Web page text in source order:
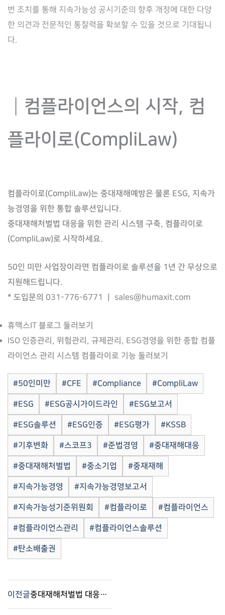
번 조치를 통해 지속가능성 공시기준의 향후 개정에 대한 다양
한 의견과 전문적인 통찰력을 확보할 수 있을 것으로 기대됩니
다.
┃컴플라이언스의 시작, 컴
플라이로(CompliLaw)
컴플라이로(CompliLaw)는 중대재해예방은 물론 ESG, 지속가
능경영을 위한 통합 솔루션입니다.
중대재해처벌법 대응을 위한 관리 시스템 구축, 컴플라이로
(CompliLaw)로 시작하세요.
50인 미만 사업장이라면 컴플라이로 솔루션을 1년 간 무상으로
지원해드립니다.
* 도입문의 031-776-6771 sales@humaxit.com
휴맥스IT 블로그 둘러보기
ISO 인증관리, 위험관리, 규제관리, ESG경영을 위한 종합 컴플
라이언스 관리 시스템 컴플라이로 기능 둘러보기
#50인미만 #CFE #Compliance #CompliLaw
#ESG #ESG공시가이드라인 #ESG보고서
#ESG솔루션 #ESG인증 #ESG평가 #KSSB
#기후변화 #스코프3 #준법경영 #중대재해대응
#중대재해처벌법 #중소기업 #중재재해
#지속가능경영 #지속가능경영보고서
#지속가능성기준위원회 #컴플라이로 #컴플라이언스
#컴플라이언스관리 #컴플라이언스솔루션
#탄소배출권
이전글 중대재해처벌법 대응을 위한 컴플라이언스 관리 솔루션 도입